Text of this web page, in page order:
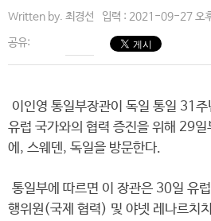
Written by. 최경선 입력 : 2021-09-27 오
공유:
이인영 통일부장관이 독일 통일 31
유럽 국가와의 협력 증진을 위해 29일
에, 스웨덴, 독일을 방문한다.
통일부에 따르면 이 장관은 30일 유
행위원(국제 협력) 및 야넷 레나르치